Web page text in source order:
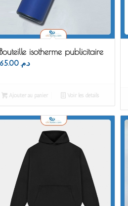
Bouteille isotherme publicitaire
د.م. 65.00
Ajouter au panier Voir les détails